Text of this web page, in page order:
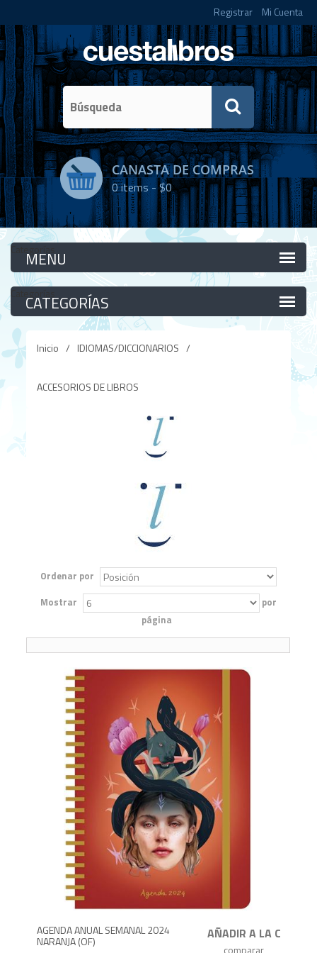
Registrar Mi Cuenta
CANASTA DE COMPRAS
0items -$0
Categorías
Categorías
Inicio / IDIOMAS/DICCIONARIOS /
ACCESORIOS DE LIBROS
Ordenar por
Mostrar
por
página
AGENDA ANUAL SEMANAL 2024
NARANJA (OF)